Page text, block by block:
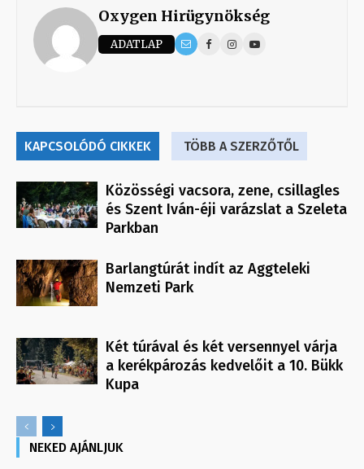
Oxygen Hirügynökség
ADATLAP
KAPCSOLÓDÓ CIKKEK TÖBB A SZERZŐTŐL
Közösségi vacsora, zene, csillagles
és Szent Iván-éji varázslat a Szeleta
Parkban
Barlangtúrát indít az Aggteleki
Nemzeti Park
Két túrával és két versennyel várja
a kerékpározás kedvelőit a 10. Bükk
Kupa
NEKED AJÁNLJUK